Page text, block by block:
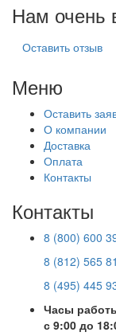
Нам очень
Оставить отзыв
Меню
Оставить
О компании
Доставка
Оплата
Контакты
Контакты
8 (800) 600
8 (812) 565
8 (495) 445
Часы
с 9:00 до